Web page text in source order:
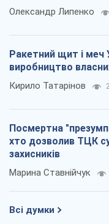
Олександр Липенко
Ракетний щит і меч
виробництво
Кирило Татарінов
Посмертна
хто дозволив ТЦК
захисників
Марина Ставнійчук
Всі думки